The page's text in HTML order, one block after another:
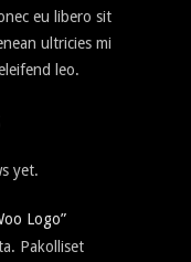
eu libero sit
ultricies mi
leo.
yet.
Logo”
Pakolliset